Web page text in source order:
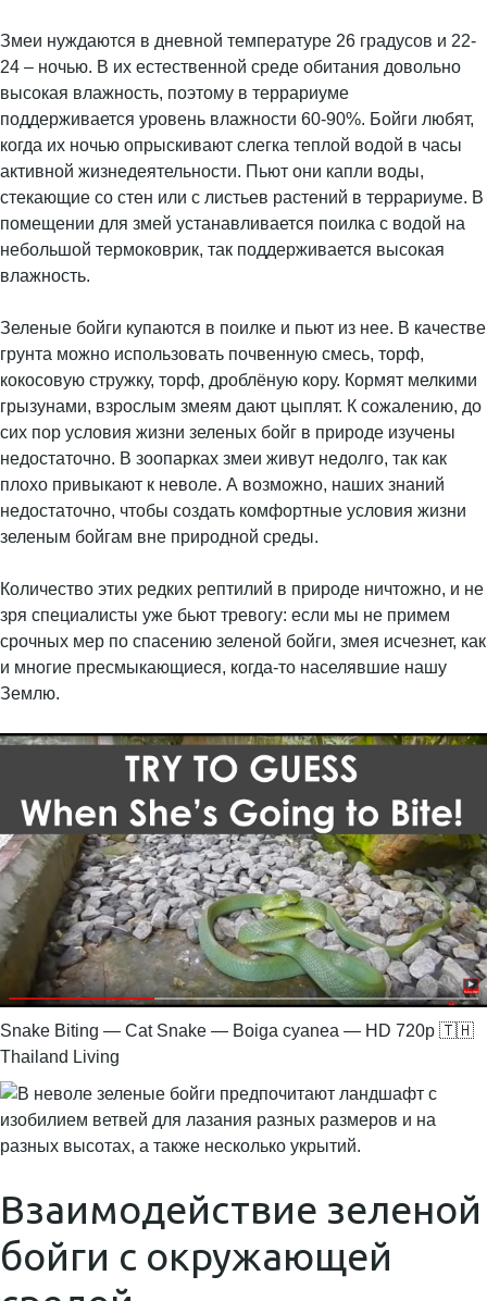
Змеи нуждаются в дневной температуре 26 градусов и 22-
24 – ночью. В их естественной среде обитания довольно
высокая влажность, поэтому в террариуме
поддерживается уровень влажности 60-90%. Бойги любят,
когда их ночью опрыскивают слегка теплой водой в часы
активной жизнедеятельности. Пьют они капли воды,
стекающие со стен или с листьев растений в террариуме. В
помещении для змей устанавливается поилка с водой на
небольшой термоковрик, так поддерживается высокая
влажность.
Зеленые бойги купаются в поилке и пьют из нее. В качестве
грунта можно использовать почвенную смесь, торф,
кокосовую стружку, торф, дроблёную кору. Кормят мелкими
грызунами, взрослым змеям дают цыплят. К сожалению, до
сих пор условия жизни зеленых бойг в природе изучены
недостаточно. В зоопарках змеи живут недолго, так как
плохо привыкают к неволе. А возможно, наших знаний
недостаточно, чтобы создать комфортные условия жизни
зеленым бойгам вне природной среды.
Количество этих редких рептилий в природе ничтожно, и не
зря специалисты уже бьют тревогу: если мы не примем
срочных мер по спасению зеленой бойги, змея исчезнет, как
и многие пресмыкающиеся, когда-то населявшие нашу
Землю.
Snake Biting — Cat Snake — Boiga cyanea — HD 720p 🇹🇭
Thailand Living
Взаимодействие зеленой
бойги с окружающей